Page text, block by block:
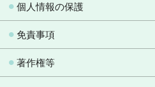
個人情報の保護
免責事項
著作権等